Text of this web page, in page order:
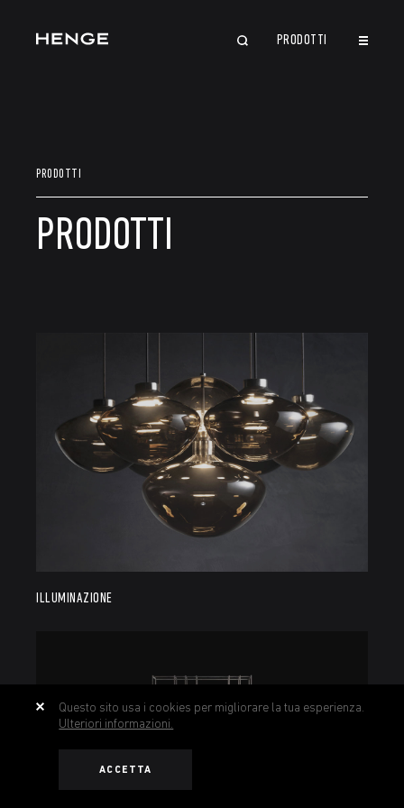
PRODOTTI
PRODOTTI
PRODOTTI
ILLUMINAZIONE
Questo sito usa i cookies per migliorare la tua esperienza.
Ulteriori informazioni.
ACCETTA